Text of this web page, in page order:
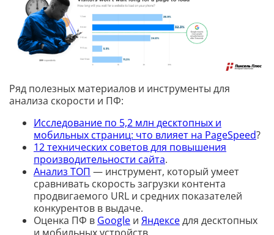
Ряд полезных материалов и инструменты для
анализа скорости и ПФ:
Исследование по 5,2 млн десктопных и
мобильных страниц: что влияет на PageSpeed?
12 технических советов для повышения
производительности сайта.
Анализ ТОП — инструмент, который умеет
сравнивать скорость загрузки контента
продвигаемого URL и средних показателей
конкурентов в выдаче.
Оценка ПФ в Google и Яндекседля десктопных